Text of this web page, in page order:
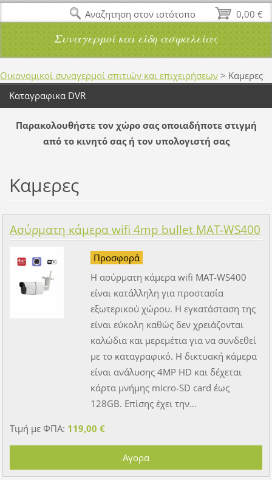
Συναγερμοί και είδη ασφαλείας
Οικονομικοί συναγερμοί σπιτιών και επιχειρήσεων > Καμερες
Καταγραφικα DVR
Παρακολουθήστε τον χώρο σας οποιαδήποτε στιγμή
από το κινητό σας ή τον υπολογιστή σας
Καμερες
Ασύρματη κάμερα wifi 4mp bullet MAT-WS400
Προσφορά
Η ασύρματη κάμερα wifi MAT-WS400
είναι κατάλληλη για προστασία
εξωτερικού χώρου. Η εγκατάσταση της
είναι εύκολη καθώς δεν χρειάζονται
καλώδια και μερεμέτια για να συνδεθεί
με το καταγραφικό. Η δικτυακή κάμερα
είναι ανάλυσης 4MP HD και δέχεται
κάρτα μνήμης micro-SD card έως
128GB. Επίσης έχει την...
Τιμή με ΦΠΑ: 119,00 €
0,00 €
Αναζητηση στον ιστότοπο